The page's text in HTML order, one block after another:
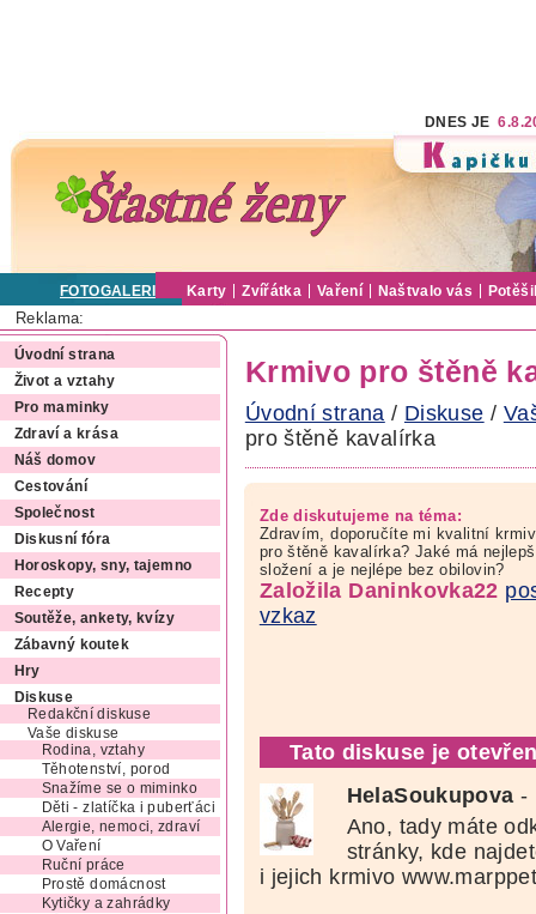
DNES JE
FOTOGALERIE Karty Zvířátka Vaření Naštvalo vás
Reklama:
Úvodní strana
Život a vztahy
Pro maminky
Zdraví a krása
Náš domov
Cestování
Společnost
Diskusní fóra
Horoskopy, sny, tajemno
Recepty
Soutěže, ankety, kvízy
Zábavný koutek
Hry
Diskuse
Redakční diskuse
Vaše diskuse
Rodina, vztahy
Těhotenství, porod
Snažíme se o miminko
Děti - zlatíčka i puberťáci
Alergie, nemoci, zdraví
O Vaření
Ruční práce
Prostě domácnost
Kytičky a zahrádky
Krmivo pro štěně
Úvodní strana / Diskuse /
pro štěně kavalírka
Zde diskutujeme na téma:
Zdravím, doporučíte mi kvalitní
pro štěně kavalírka? Jaké má
složení a je nejlépe bez obilovin?
Založila Daninkovka22
vzkaz
Tato diskuse je
HelaSoukupova -
Ano, tady máte
stránky, kde
i jejich krmivo